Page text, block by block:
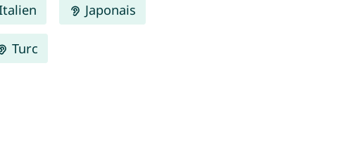
Japonais
Turc